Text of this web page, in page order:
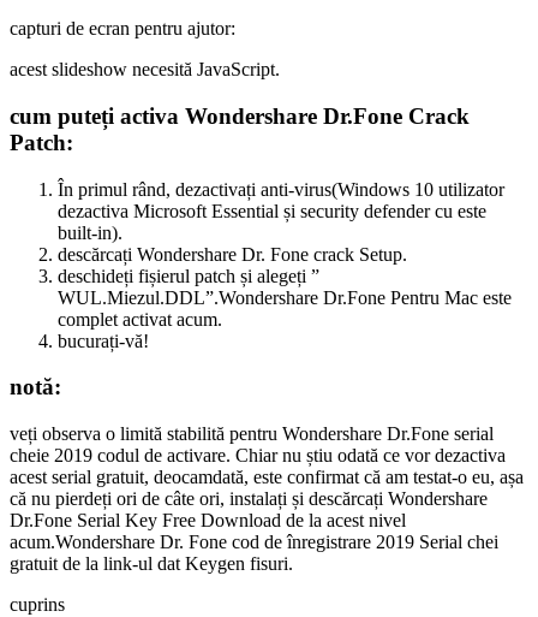
capturi de ecran pentru ajutor:
acest slideshow necesită JavaScript.
cum puteți activa Wondershare Dr.Fone Crack
Patch:
În primul rând, dezactivați anti-virus(Windows 10 utilizator
dezactiva Microsoft Essential și security defender cu este
built-in).
descărcați Wondershare Dr. Fone crack Setup.
deschideți fișierul patch și alegeți ”
WUL.Miezul.DDL”.Wondershare Dr.Fone Pentru Mac este
complet activat acum.
bucurați-vă!
notă:
veți observa o limită stabilită pentru Wondershare Dr.Fone serial
cheie 2019 codul de activare. Chiar nu știu odată ce vor dezactiva
acest serial gratuit, deocamdată, este confirmat că am testat-o eu, așa
că nu pierdeți ori de câte ori, instalați și descărcați Wondershare
Dr.Fone Serial Key Free Download de la acest nivel
acum.Wondershare Dr. Fone cod de înregistrare 2019 Serial chei
gratuit de la link-ul dat Keygen fisuri.
cuprins